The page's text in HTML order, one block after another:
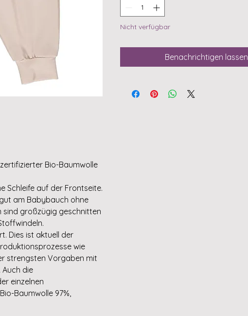
Bio-Baumwolle
Schleife auf der Frontseite.
am Babybauch ohne
sind großzügig geschnitten
Dies ist aktuell der
wie
strengsten Vorgaben mit
die
einzelnen
Baumwolle 97%,
Nicht verfügbar
Benachrichtigen lassen